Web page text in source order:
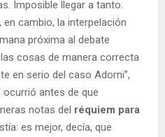
Imposible llegar a tanto.
cambio, la interpelación
próxima al debate
cosas de manera correcta
en serio del caso Adorni”,
ocurrió antes de que
notas del réquiem para
es mejor, decía, que